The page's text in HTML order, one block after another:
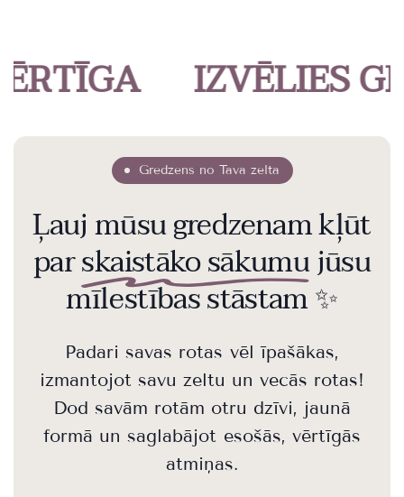
IZVĒLIES
Gredzens no Tava zelta
Ļauj mūsu gredzenam kļūt
parskaistāko sākumujūsu
mīlestības stāstam ✨
Padari savas rotas vēl īpašākas,
izmantojot savu zeltu un vecās rotas!
Dod savām rotām otru dzīvi, jaunā
formā un saglabājot esošās, vērtīgās
atmiņas.